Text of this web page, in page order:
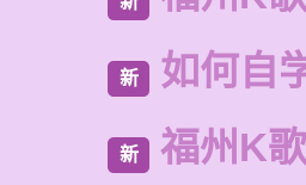
新 如何自
新 福州K